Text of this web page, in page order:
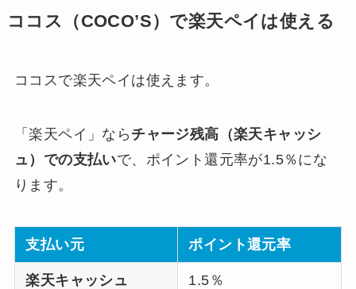
ココス（COCO’S）で楽天ペイは使える
ココスで楽天ペイは使えます。
「楽天ペイ」なら チャージ残高（楽天キャッシ
ュ）での支払いで、ポイント還元率が1.5％にな
ります。
支払い元 ポイント還元率
楽天キャッシュ 1.5％